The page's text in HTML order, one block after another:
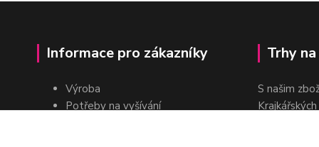
Informace pro zákazníky
Výroba
Potřeby na vyšívání
Trhy
S našim